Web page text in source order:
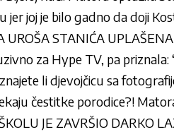
jer joj je bilo gadno da doji
UROŠA STANIĆA
za Hype TV, pa priznala:
li djevojčicu sa
čestitke porodice?!
JE ZAVRŠIO DARKO